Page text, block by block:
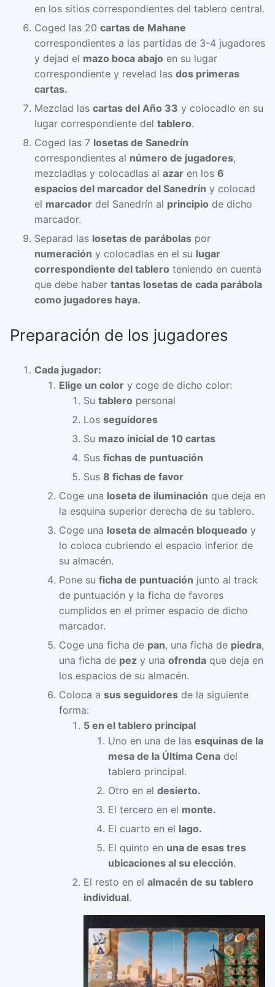
en los sitios correspondientes del tablero central.
Coged las 20 cartas de Mahane
correspondientes a las partidas de 3-4 jugadores
y dejad el mazo boca abajo en su lugar
correspondiente y revelad las dos primeras
cartas.
Mezclad las cartas del Año 33 y colocadlo en su
lugar correspondiente del tablero.
Coged las 7 losetas de Sanedrín
correspondientes al número de jugadores,
mezcladlas y colocadlas al azar en los 6
espacios del marcador del Sanedrín y colocad
el marcador del Sanedrín al principio de dicho
marcador.
Separad las losetas de parábolas por
numeración y colocadlas en el su lugar
correspondiente del tablero teniendo en cuenta
que debe haber tantas losetas de cada parábola
como jugadores haya.
Preparación de los jugadores
Cada jugador:
Elige un color y coge de dicho color:
Su tablero personal
Los seguidores
Su mazo inicial de 10 cartas
Sus fichas de puntuación
Sus 8 fichas de favor
Coge una loseta de iluminación que deja en
la esquina superior derecha de su tablero.
Coge una loseta de almacén bloqueado y
lo coloca cubriendo el espacio inferior de
su almacén.
Pone su ficha de puntuación junto al track
de puntuación y la ficha de favores
cumplidos en el primer espacio de dicho
marcador.
Coge una ficha de pan, una ficha de piedra,
una ficha de pez y una ofrenda que deja en
los espacios de su almacén.
Coloca a sus seguidores de la siguiente
forma:
5 en el tablero principal
Uno en una de las esquinas de la
mesa de la Última Cena del
tablero principal.
Otro en el desierto.
El tercero en el monte.
El cuarto en el lago.
El quinto en una de esas tres
ubicaciones al su elección.
El resto en el almacén de su tablero
individual.